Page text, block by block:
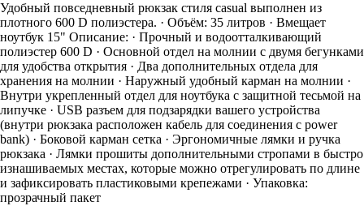
Удобный повседневный рюкзак стиля casual выполнен из
плотного 600 D полиэстера. · Объём: 35 литров · Вмещает
ноутбук 15" Описание: · Прочный и водоотталкивающий
полиэстер 600 D · Основной отдел на молнии с двумя бегунками
для удобства открытия · Два дополнительных отдела для
хранения на молнии · Наружный удобный карман на молнии ·
Внутри укрепленный отдел для ноутбука с защитной тесьмой на
липучке · USB разъем для подзарядки вашего устройства
(внутри рюкзака расположен кабель для соединения с power
bank) · Боковой карман сетка · Эргономичные лямки и ручка
рюкзака · Лямки прошиты дополнительными стропами в быстро
изнашиваемых местах, которые можно отрегулировать по длине
и зафиксировать пластиковыми крепежами · Упаковка:
прозрачный пакет